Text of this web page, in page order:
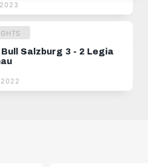
Bull Salzburg 3 - 2 Legia